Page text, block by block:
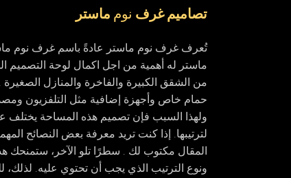
أبوظبي
العين
تصامیم غرف نومماستر
تُعرف غرف نوم ماستر عادةً باسم غرف نوم
ماستر له أهمية من اجل اكمال لوحة التصميم
من الشقق الكبيرة والفاخرة والمنازل
حمام خاص وأجهزة إضافية مثل التلفزيون
ولهذا السبب فإن تصميم هذه المساحة يختلف
لترتيبها. إذا كنت تريد معرفة بعض النصائح
المقال مكتوب لك . سطرًا تلو الآخر، ستمنحك
ونوع الترتيب الذي يجب أن تحتوي عليه.